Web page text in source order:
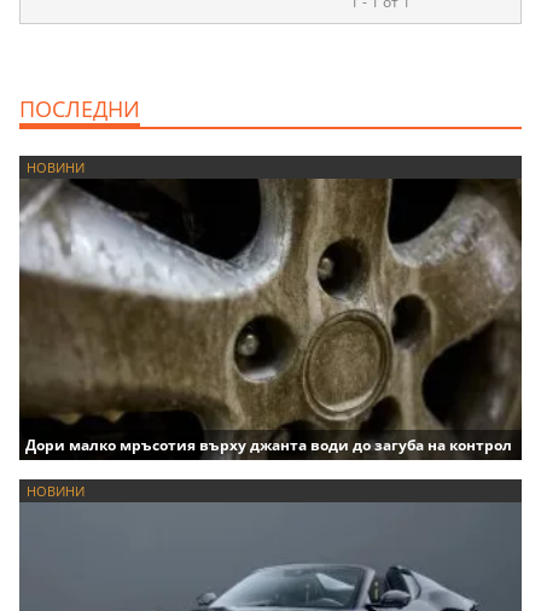
ПОСЛЕДНИ
НОВИНИ
Дори малко мръсотия върху джанта води до загуба на контрол
НОВИНИ